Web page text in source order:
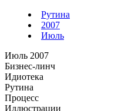
Рутина
2007
Июль
Июль 2007
Бизнес-линч
Идиотека
Рутина
Процесс
Иллюстрации